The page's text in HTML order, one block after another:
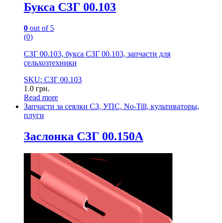
Букса СЗГ 00.103
0 out of 5
(0)
СЗГ 00.103, букса СЗГ 00.103, запчасти для
сельхозтехники
SKU: СЗГ 00.103
1.0 грн.
Read more
Запчасти за сеялки СЗ, УПС, No-Till, культиваторы,
плуги
Заслонка СЗГ 00.150А